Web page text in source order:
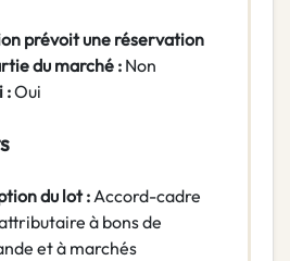
prévoit une réservation
du marché :Non
:Oui
du lot :Accord-cadre
à bons de
et à marchés